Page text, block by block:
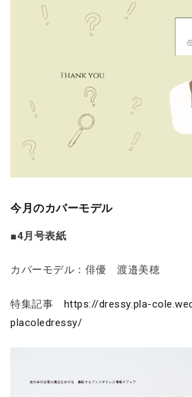
今月のカバーモデル
■4月号表紙
カバーモデル：俳優 渡邉美穂
特集記事 https://dressy.pla-
placoledressy/